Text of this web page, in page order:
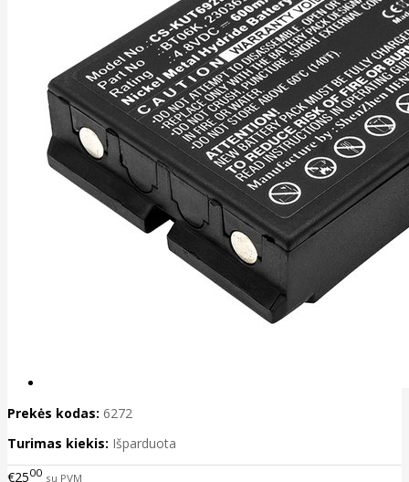
Prekės kodas: 6272
Turimas kiekis: Išparduota
€2500 su PVM